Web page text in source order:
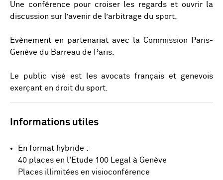
Une conférence pour croiser les regards et ouvrir la
discussion sur l’avenir de l’arbitrage du sport.
Evènement en partenariat avec la Commission Paris-
Genève du Barreau de Paris.
Le public visé est les avocats français et genevois
exerçant en droit du sport.
Informations utiles
En format hybride :
40 places en l'Etude 100 Legal à Genève
Places illimitées en visioconférence